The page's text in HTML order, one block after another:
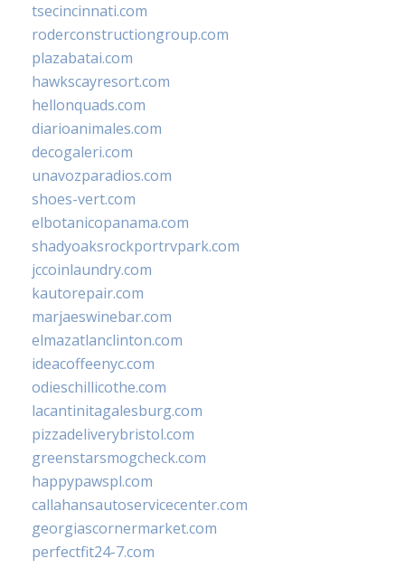
tsecincinnati.com
roderconstructiongroup.com
plazabatai.com
hawkscayresort.com
hellonquads.com
diarioanimales.com
decogaleri.com
unavozparadios.com
shoes-vert.com
elbotanicopanama.com
shadyoaksrockportrvpark.com
jccoinlaundry.com
kautorepair.com
marjaeswinebar.com
elmazatlanclinton.com
ideacoffeenyc.com
odieschillicothe.com
lacantinitagalesburg.com
pizzadeliverybristol.com
greenstarsmogcheck.com
happypawspl.com
callahansautoservicecenter.com
georgiascornermarket.com
perfectfit24-7.com